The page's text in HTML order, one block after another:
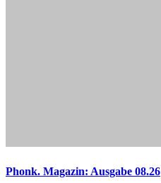
Phonk. Magazin: Ausgabe 08.26